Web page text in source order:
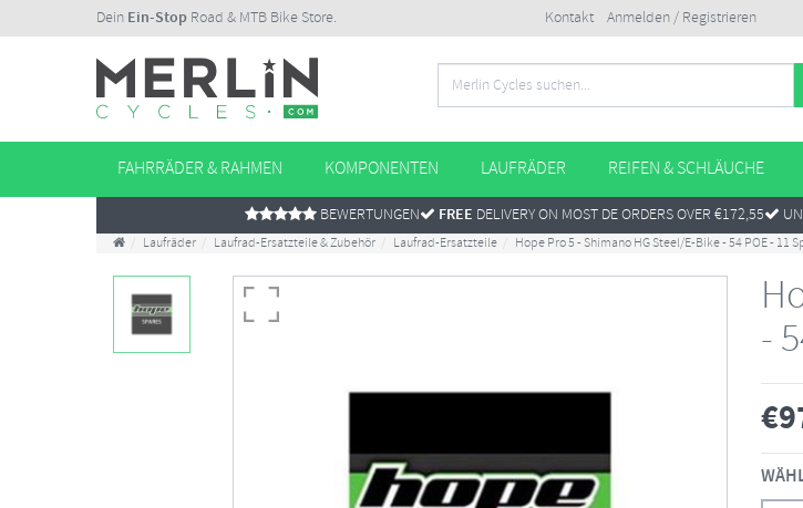
Dein Ein-Stop Road & MTB Bike Store. Kontakt Anmelden / Registrieren
FAHRRÄDER & RAHMEN KOMPONENTEN LAUFRÄDER REIFEN & SCHLÄUCHE
BEWERTUNGEN FREE DELIVERY ON MOST DE ORDERS OVER €172,55
Laufräder Laufrad-Ersatzteile & Zubehör Laufrad-Ersatzteile Hope Pro 5 - Shimano HG Steel/E-Bike - 54 POE - 11
-
€